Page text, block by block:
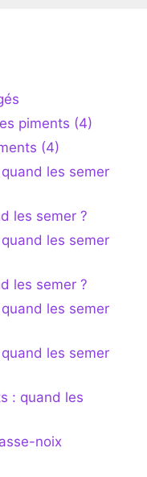
piments (4)
(4)
les semer
les semer ?
les semer
les semer ?
les semer
les semer
: quand les
noix